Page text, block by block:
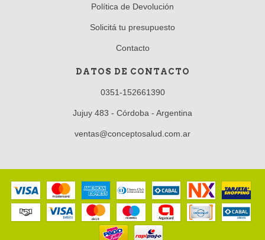
Política de Devolución
Solicitá tu presupuesto
Contacto
DATOS DE CONTACTO
0351-152661390
Jujuy 483 - Córdoba - Argentina
ventas@conceptosalud.com.ar